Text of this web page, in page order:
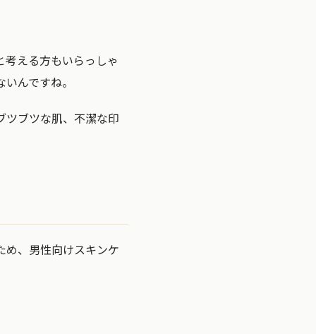
える方もいらっしゃ
んですね。
ツブツな肌、不潔な印
め、男性向けスキンケ